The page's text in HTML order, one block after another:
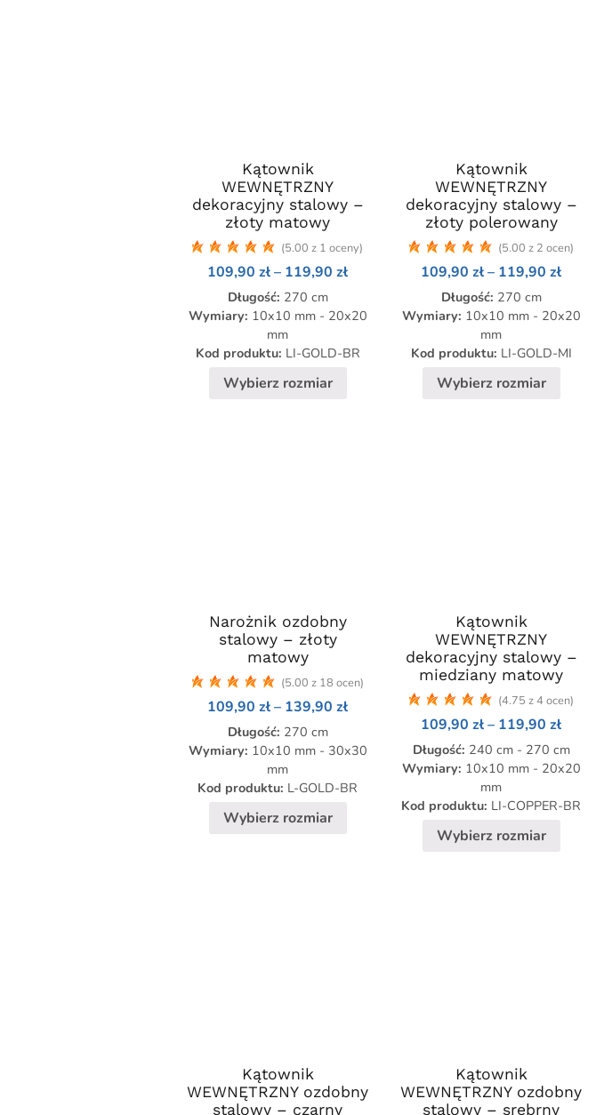
Kątownik
WEWNĘTRZNY
dekoracyjny stalowy –
złoty matowy
(5.00 z 1 oceny)
109,90 zł– 119,90 złZakres
109,90 zł
Długość: 270 cm
Wymiary: 10x10 mm - 20x20
mm
Kod produktu: LI-GOLD-BR
Wybierz rozmiar
Ten
produkt
ma
wiele
wariantów.
Opcje
można
wybrać
na
stronie
produktu
Kątownik
WEWNĘTRZNY
dekoracyjny stalowy –
złoty polerowany
(5.00 z 2 ocen)
109,90 zł– 119,90 złZakres
Długość: 270 cm
Wymiary: 10x10 mm - 20x20
mm
Kod produktu: LI-GOLD-MI
Wybierz rozmiar
Ten
produkt
ma
wiele
wariantów.
Opcje
można
wybrać
na
stronie
produktu
Narożnik ozdobny
stalowy – złoty
matowy
(5.00 z 18 ocen)
109,90 zł– 139,90 złZakres
109,90 zł
139,90 zł
Długość: 270 cm
Wymiary: 10x10 mm - 30x30
mm
Kod produktu: L-GOLD-BR
Wybierz rozmiar
Ten
produkt
ma
wiele
wariantów.
Opcje
można
wybrać
na
stronie
Kątownik
WEWNĘTRZNY
dekoracyjny stalowy –
miedziany matowy
(4.75 z 4 ocen)
109,90 zł– 119,90 złZakres
od
Długość: 240 cm - 270 cm
Wymiary: 10x10 mm - 20x20
mm
Kod produktu: LI-COPPER-BR
Wybierz rozmiar
Ten
produkt
ma
wiele
wariantów.
Opcje
można
wybrać
na
stronie
produktu
Kątownik
WEWNĘTRZNY ozdobny
stalowy – czarny
Ten
produkt
Kątownik
WEWNĘTRZNY ozdobny
stalowy – srebrny
Ten
produkt